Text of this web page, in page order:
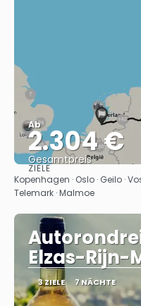
Ab
2.304 €
Gesamtpreis
ZIELE
Kopenhagen · Oslo · Geilo ·
Telemark · Malmoe
Elzas-Rijn-
3 ZIELE 7 NÄCHTE